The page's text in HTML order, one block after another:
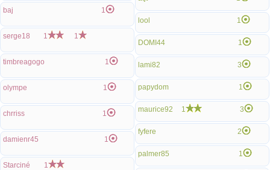
baj 1
serge18 1 1
timbreagogo 1
olympe 1
chrriss 1
damienr45 1
Starciné 1
lool 1
DOMI44 1
lami82 3
papydom 1
maurice92 1 3
fyfere 2
palmer85 1